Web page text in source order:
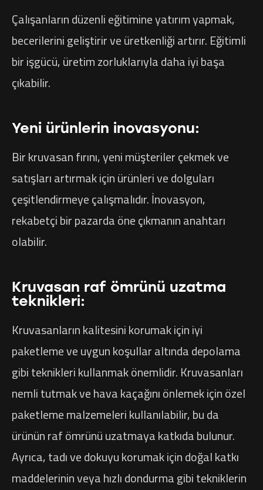
Çalışanların düzenli eğitimine yatırım yapmak,
becerilerini geliştirir ve üretkenliği artırır. Eğitimli
bir işgücü, üretim zorluklarıyla daha iyi başa
çıkabilir.
Yeni ürünlerin inovasyonu:
Bir kruvasan fırını, yeni müşteriler çekmek ve
satışları artırmak için ürünleri ve dolguları
çeşitlendirmeye çalışmalıdır. İnovasyon,
rekabetçi bir pazarda öne çıkmanın anahtarı
olabilir.
Kruvasan raf ömrünü uzatma
teknikleri:
Kruvasanların kalitesini korumak için iyi
paketleme ve uygun koşullar altında depolama
gibi teknikleri kullanmak önemlidir. Kruvasanları
nemli tutmak ve hava kaçağını önlemek için özel
paketleme malzemeleri kullanılabilir, bu da
ürünün raf ömrünü uzatmaya katkıda bulunur.
Ayrıca, tadı ve dokuyu korumak için doğal katkı
maddelerinin veya hızlı dondurma gibi tekniklerin